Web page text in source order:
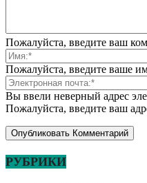
Пожалуйста, введите ваш
Пожалуйста, введите ваше
Вы ввели неверный адрес
Пожалуйста, введите ваш
РУБРИКИ